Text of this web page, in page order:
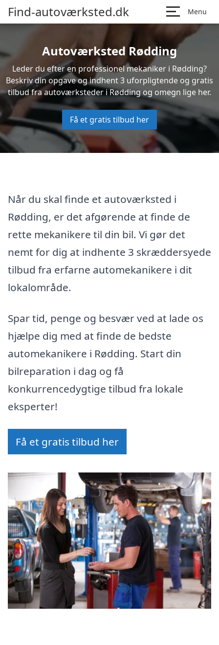
Find-autoværksted.dk Menu
Autoværksted Rødding
Leder du efter en professionel mekaniker i Rødding?
Beskriv din opgave og indhent 3 uforpligtende og gratis
tilbud fra autoværksteder i Rødding og omegn lige her.
Få et gratis tilbud her
Når du skal finde et autoværksted i
Rødding, er det afgørende at finde de
rette mekanikere til din bil. Vi gør det
nemt for dig at indhente 3 skræddersyede
tilbud fra erfarne automekanikere i dit
lokalområde.
Spar tid, penge og besvær ved at lade os
hjælpe dig med at finde de bedste
automekanikere i Rødding. Start din
bilreparation i dag og få
konkurrencedygtige tilbud fra lokale
eksperter!
Få et gratis tilbud her